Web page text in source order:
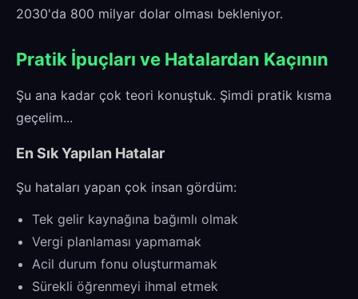
2030'da 800 milyar dolar olması bekleniyor.
Pratik İpuçları ve Hatalardan Kaçının
Şu ana kadar çok teori konuştuk. Şimdi pratik kısma
geçelim...
En Sık Yapılan Hatalar
Şu hataları yapan çok insan gördüm:
Tek gelir kaynağına bağımlı olmak
Vergi planlaması yapmamak
Acil durum fonu oluşturmamak
Sürekli öğrenmeyi ihmal etmek